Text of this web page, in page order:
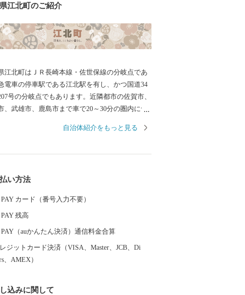
江北町のご紹介
江北町はＪＲ長崎本線・佐世保線の分岐点であ
電車の停車駅である江北駅を有し、かつ国道34
号の分岐点でもあります。近隣都市の佐賀市、
、武雄市、鹿島市まで車で20～30分の圏内に含
・長崎県佐世保市へも特急列車で60分圏内と、
います。 これまで築き上げてきた豊かな自然が
みよい環境と利便性の高いまちを未来ある子ど
ため、子や孫が誇れる郷土 江北を進めていき
自治体紹介をもっと見る
い方法
PAY カード（番号入力不要）
PAY 残高
PAY（auかんたん決済）通信料金合算
ジットカード決済（VISA、Master、JCB、Di
、AMEX）
込みに関して